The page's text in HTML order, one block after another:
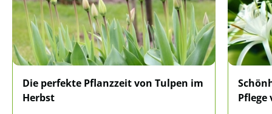
Die perfekte Pflanzzeit von Tulpen im
Herbst
Pflege